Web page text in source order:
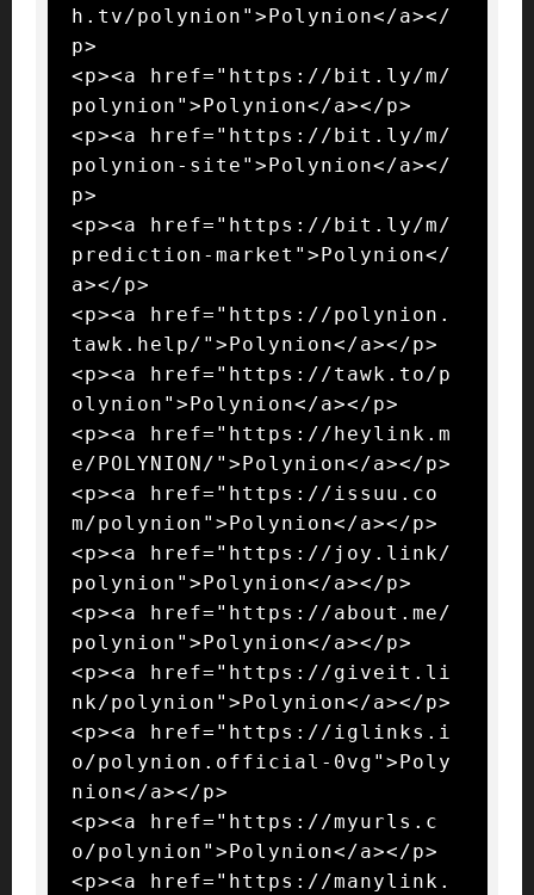
h.tv/polynion">Polynion</a></
p>
<p><a href="https://bit.ly/m/
polynion">Polynion</a></p>
<p><a href="https://bit.ly/m/
polynion-site">Polynion</a></
p>
<p><a href="https://bit.ly/m/
prediction-market">Polynion</
a></p>
<p><a href="https://polynion.
tawk.help/">Polynion</a></p>
<p><a href="https://tawk.to/p
olynion">Polynion</a></p>
<p><a href="https://heylink.m
e/POLYNION/">Polynion</a></p>
<p><a href="https://issuu.co
m/polynion">Polynion</a></p>
<p><a href="https://joy.link/
polynion">Polynion</a></p>
<p><a href="https://about.me/
polynion">Polynion</a></p>
<p><a href="https://giveit.li
nk/polynion">Polynion</a></p>
<p><a href="https://iglinks.i
o/polynion.official-0vg">Poly
nion</a></p>
<p><a href="https://myurls.c
o/polynion">Polynion</a></p>
<p><a href="https://manylink.